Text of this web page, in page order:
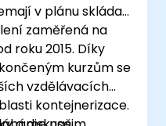
v plánu skládat
zaměřená na
roku 2015. Díky
kurzům se
vzdělávacích
kontejnerizace.